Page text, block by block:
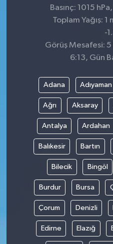
Basınç: 1015
Toplam Yağış: 1
-
Görüş Mesafesi:
6:13, Gün
Adana Adıyaman
Ağrı Aksaray
Antalya Ardahan
Balıkesir Bartın
Bilecik Bingöl
Burdur Bursa
Çorum Denizli
Edirne Elazığ